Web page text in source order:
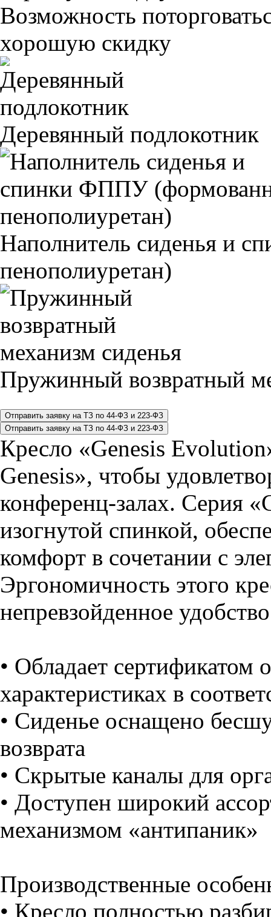
Возможность
хорошую скидку
Деревянный подлокотник
Наполнитель сиденья и
пенополиуретан)
Пружинный возвратный
Кресло «Genesis
Genesis», чтобы
конференц-залах. Серия
изогнутой спинкой,
комфорт в сочетании с
Эргономичность этого
непревзойденное
• Обладает сертификатом
характеристиках в
• Сиденье оснащено
возврата
• Скрытые каналы для
• Доступен широкий
механизмом «антипаник»
Производственные
• Кресло полностью